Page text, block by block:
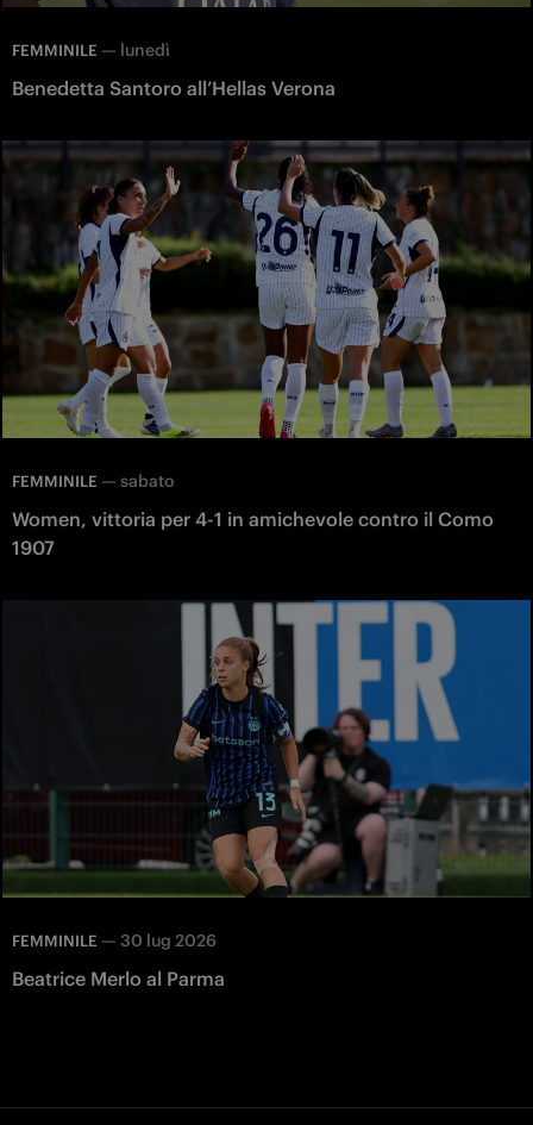
FEMMINILE — lunedì
Benedetta Santoro all’Hellas Verona
FEMMINILE — sabato
Women, vittoria per 4-1 in amichevole contro il Como
1907
FEMMINILE — 30 lug 2026
Beatrice Merlo al Parma